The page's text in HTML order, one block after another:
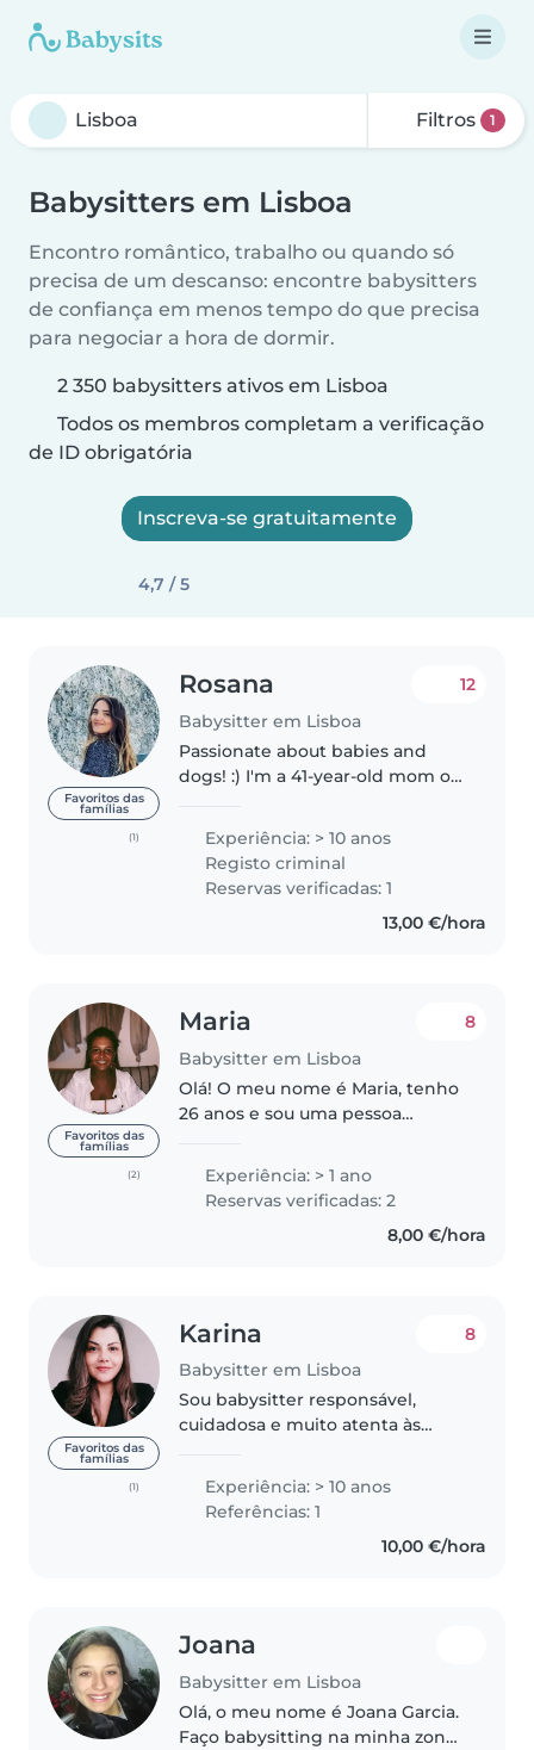
Filtros 1
Babysitters em Lisboa
Encontro romântico, trabalho ou quando só
precisa de um descanso: encontre babysitters
de confiança em menos tempo do que precisa
para negociar a hora de dormir.
2 350 babysitters ativos em Lisboa
Todos os membros completam a verificação
de ID obrigatória
Inscreva-se gratuitamente
4,7 / 5
Favoritos das
famílias
(1)
Rosana
Babysitter em Lisboa
12
Passionate about babies and
dogs! :) I'm a 41-year-old mom of
5, who are both in school full-
time. Originally from Rio de
Janeiro, I spent 16 years..
Experiência: > 10 anos
Registo criminal
Reservas verificadas: 1
13,00 €/hora
Favoritos das
famílias
(2)
Maria
Babysitter em Lisboa
8
Olá! O meu nome é Maria, tenho
26 anos e sou uma pessoa
crianças de todas as idades —
desde recém-nascidos até
Experiência: > 1 ano
Reservas verificadas: 2
8,00 €/hora
Favoritos das
famílias
(1)
Karina
Babysitter em Lisboa
8
Sou babysitter responsável,
cuidadosa e muito atenta às
Prezo sempre por um ambiente
seguro, tranquilo e acolhedor,
Experiência: > 10 anos
Referências: 1
10,00 €/hora
Joana
Babysitter em Lisboa
Olá, o meu nome é Joana Garcia.
Faço babysitting na minha zona